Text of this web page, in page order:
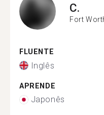
C.
Fort
FLUENTE
Inglês
APRENDE
Japonês